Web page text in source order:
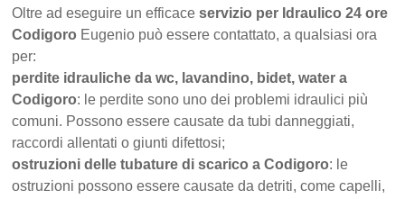
Oltre ad eseguire un efficaceservizio per Idraulico 24 ore
Codigoro Eugenio può essere contattato, a qualsiasi ora
per:
perdite idrauliche da wc, lavandino, bidet, water a
Codigoro: le perdite sono uno dei problemi idraulici più
comuni. Possono essere causate da tubi danneggiati,
raccordi allentati o giunti difettosi;
ostruzioni delle tubature di scarico a Codigoro: le
ostruzioni possono essere causate da detriti, come capelli,